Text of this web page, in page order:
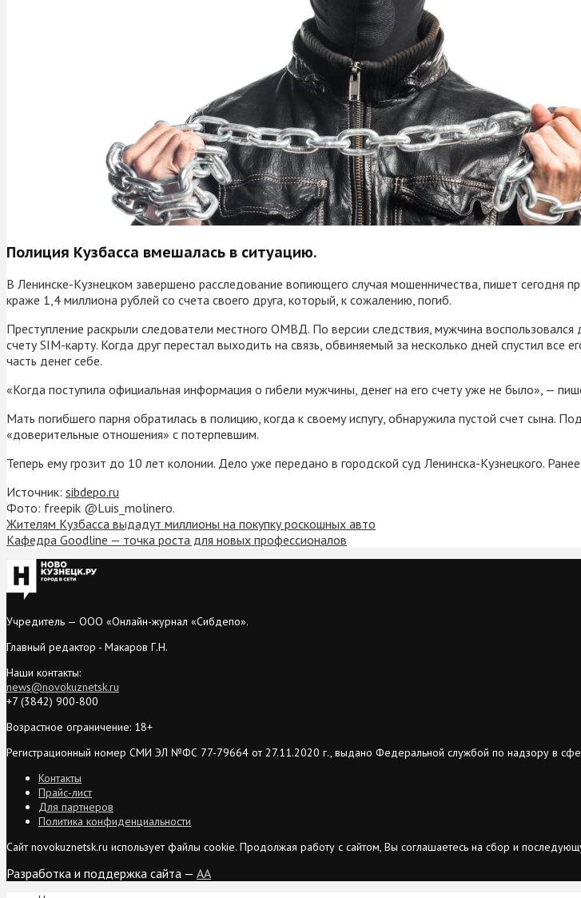
Полиция Кузбасса вмешалась в ситуацию.
В Ленинске-Кузнецком завершено расследование вопиющего случая мошенничества, пишет сегодня
краже 1,4 миллиона рублей со счета своего друга, который, к сожалению, погиб.
Преступление раскрыли следователи местного ОМВД. По версии следствия, мужчина
счету SIM-карту. Когда друг перестал выходить на связь, обвиняемый за несколько дней спустил
часть денег себе.
«Когда поступила официальная информация о гибели мужчины, денег на его счету уже не было», —
Мать погибшего парня обратилась в полицию, когда к своему испугу, обнаружила пустой счет сына.
«доверительные отношения» с потерпевшим.
Теперь ему грозит до 10 лет колонии. Дело уже передано в городской суд Ленинска-Кузнецкого.
Источник: sibdepo.ru
Фото: freepik @Luis_molinero.
Жителям Кузбасса выдадут миллионы на покупку роскошных авто
Кафедра Goodline — точка роста для новых профессионалов
Учредитель — ООО «Онлайн-журнал «Сибдепо».
Главный редактор - Макаров Г.Н.
Наши контакты:
news@novokuznetsk.ru
+7 (3842) 900-800
Возрастное ограничение: 18+
Регистрационный номер СМИ ЭЛ №ФС 77-79664 от 27.11.2020 г., выдано Федеральной службой по надзору в
Контакты
Прайс-лист
Для партнеров
Политика конфиденциальности
Сайт novokuznetsk.ru использует файлы cookie. Продолжая работу с сайтом, Вы соглашаетесь на сбор и
Разработка и поддержка сайта — AA